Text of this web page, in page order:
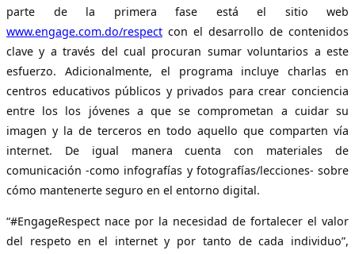
parte de la primera fase está el sitio web
www.engage.com.do/respect con el desarrollo de contenidos
clave y a través del cual procuran sumar voluntarios a este
esfuerzo. Adicionalmente, el programa incluye charlas en
centros educativos públicos y privados para crear conciencia
entre los los jóvenes a que se comprometan a cuidar su
imagen y la de terceros en todo aquello que comparten vía
internet. De igual manera cuenta con materiales de
comunicación -como infografías y fotografías/lecciones- sobre
cómo mantenerte seguro en el entorno digital.
“#EngageRespect nace por la necesidad de fortalecer el valor
del respeto en el internet y por tanto de cada individuo”,